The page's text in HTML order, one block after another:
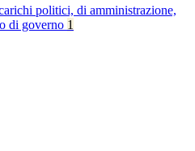
politici, di amministrazione,
di governo 1